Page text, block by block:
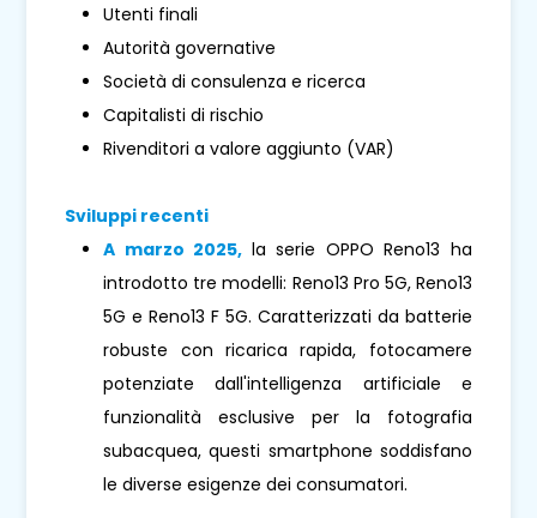
Utenti finali
Autorità governative
Società di consulenza e ricerca
Capitalisti di rischio
Rivenditori a valore aggiunto (VAR)
Sviluppi recenti
A marzo 2025, la serie OPPO Reno13 ha
introdotto tre modelli: Reno13 Pro 5G, Reno13
5G e Reno13 F 5G. Caratterizzati da batterie
robuste con ricarica rapida, fotocamere
potenziate dall'intelligenza artificiale e
funzionalità esclusive per la fotografia
subacquea, questi smartphone soddisfano
le diverse esigenze dei consumatori.